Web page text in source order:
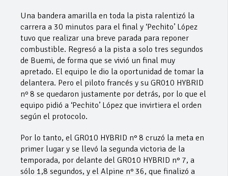
Una bandera amarilla en toda la pista ralentizó la
carrera a 30 minutos para el final y ‘Pechito’ López
tuvo que realizar una breve parada para reponer
combustible. Regresó a la pista a solo tres segundos
de Buemi, de forma que se vivió un final muy
apretado. El equipo le dio la oportunidad de tomar la
delantera. Pero el piloto francés y su GR010 HYBRID
nº 8 se quedaron justamente por detrás, por lo que el
equipo pidió a ‘Pechito’ López que invirtiera el orden
según el protocolo.
Por lo tanto, el GR010 HYBRID n° 8 cruzó la meta en
primer lugar y se llevó la segunda victoria de la
temporada, por delante del GR010 HYBRID n° 7, a
sólo 1,8 segundos, y el Alpine n° 36, que finalizó a